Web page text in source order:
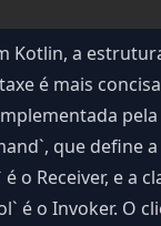
Kotlin, a
é mais
pela
`, que define
é o Receiver, e a
` é o Invoker. O